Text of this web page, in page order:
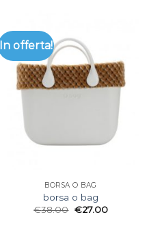
In offerta!
BORSA O BAG
borsa o bag
€38.00 €27.00